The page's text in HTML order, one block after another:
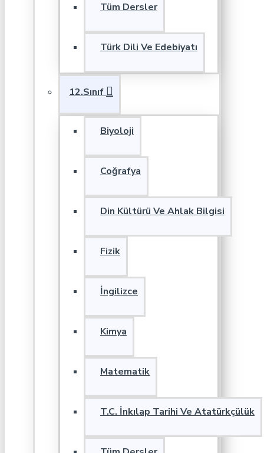
Tüm Dersler
Türk Dili Ve Edebiyatı
12.Sınıf
Biyoloji
Coğrafya
Din Kültürü Ve Ahlak Bilgisi
Fizik
İngilizce
Kimya
Matematik
T.C. İnkılap Tarihi Ve Atatürkçülük